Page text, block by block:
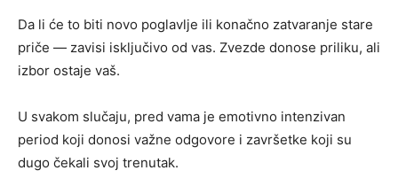
Da li će to biti novo poglavlje ili konačno zatvaranje stare
priče — zavisi isključivo od vas. Zvezde donose priliku, ali
izbor ostaje vaš.
U svakom slučaju, pred vama je emotivno intenzivan
period koji donosi važne odgovore i završetke koji su
dugo čekali svoj trenutak.